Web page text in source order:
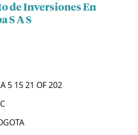
de Inversiones En
S A S
5 15 21 OF 202